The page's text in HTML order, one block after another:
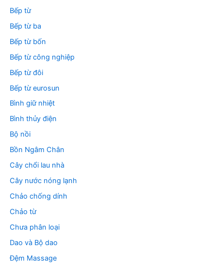
Bếp từ
Bếp từ ba
Bếp từ bốn
Bếp từ công nghiệp
Bếp từ đôi
Bếp từ eurosun
Bình giữ nhiệt
Bình thủy điện
Bộ nồi
Bồn Ngâm Chân
Cây chổi lau nhà
Cây nước nóng lạnh
Chảo chống dính
Chảo từ
Chưa phân loại
Dao và Bộ dao
Đệm Massage